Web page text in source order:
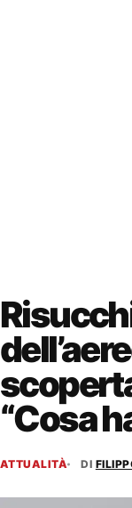
“Cosa
ATTUALITÀ DI